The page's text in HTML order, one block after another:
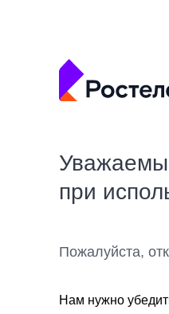
при
Пожалуйста,
Нам нужно